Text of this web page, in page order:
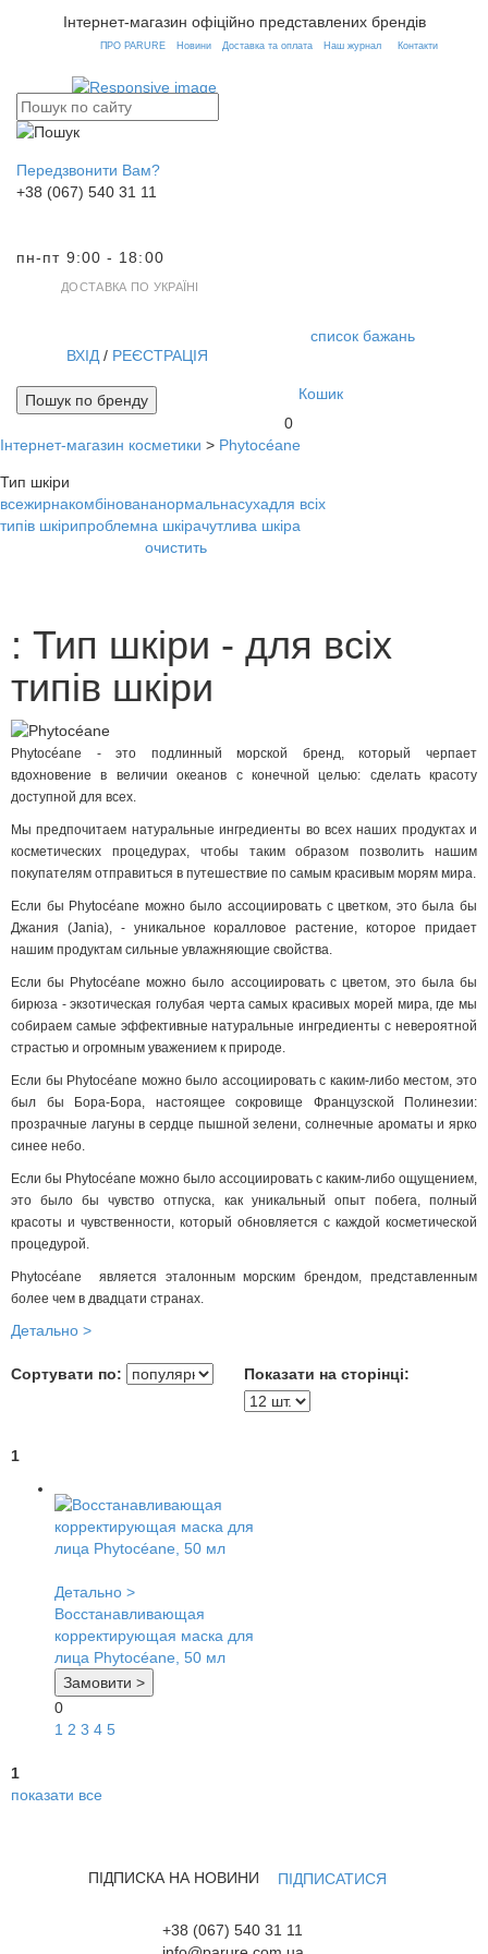
Інтернет-магазин офіційно представлених брендів
ПРО PARURE Новини Доставка та оплата Наш журнал Контакти
Передзвонити Вам?
+38 (067) 540 31 11
пн-пт 9:00 - 18:00
ДОСТАВКА ПО УКРАЇНІ
список бажань
ВХІД / РЕЄСТРАЦІЯ
Кошик
0
Пошук по бренду
Інтернет-магазин косметики > Phytocéane
Тип шкіри
всежирнакомбіновананормальнасухадля всіх
типів шкірипроблемна шкірачутлива шкіра
очистить
: Тип шкіри - для всіх
типів шкіри
Phytocéane - это подлинный морской бренд, который черпает
вдохновение в величии океанов с конечной целью: сделать красоту
доступной для всех.
Мы предпочитаем натуральные ингредиенты во всех наших продуктах и
косметических процедурах, чтобы таким образом позволить нашим
покупателям отправиться в путешествие по самым красивым морям мира.
Если бы Phytocéane можно было ассоциировать с цветком, это была бы
Джания (Jania), - уникальное коралловое растение, которое придает
нашим продуктам сильные увлажняющие свойства.
Если бы Phytocéane можно было ассоциировать с цветом, это была бы
бирюза - экзотическая голубая черта самых красивых морей мира, где мы
собираем самые эффективные натуральные ингредиенты с невероятной
страстью и огромным уважением к природе.
Если бы Phytocéane можно было ассоциировать с каким-либо местом, это
был бы Бора-Бора, настоящее сокровище Французской Полинезии:
прозрачные лагуны в сердце пышной зелени, солнечные ароматы и ярко
синее небо.
Если бы Phytocéane можно было ассоциировать с каким-либо ощущением,
это было бы чувство отпуска, как уникальный опыт побега, полный
красоты и чувственности, который обновляется с каждой косметической
процедурой.
Phytocéane является эталонным морским брендом, представленным
более чем в двадцати странах.
Детально >
Сортувати по: Показати на сторінці:
1
Детально >
Восстанавливающая
корректирующая маска для
лица Phytocéane, 50 мл
Замовити >
0
1 2 3 4 5
1
показати все
ПІДПИСКА НА НОВИНИ ПІДПИСАТИСЯ
+38 (067) 540 31 11